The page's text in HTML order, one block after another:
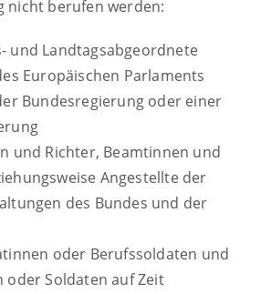
nicht berufen werden:
und Landtagsabgeordnete
Europäischen Parlaments
Bundesregierung oder einer
ung
und Richter, Beamtinnen und
Angestellte der
des Bundes und der
oder Berufssoldaten und
oder Soldaten auf Zeit